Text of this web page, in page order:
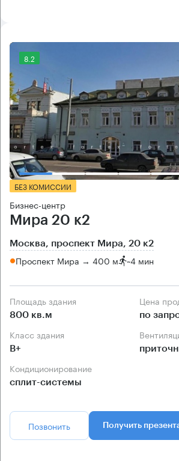
8.2
БЕЗ КОМИССИИ
Бизнес-центр
Мира 20 к2
Москва, проспект Мира, 20 к2
Проспект Мира → 400 м ~4 мин
Площадь здания
800 кв.м
Цена
по
Класс здания
B+
Кондиционирование
сплит-системы
Позвонить Получить